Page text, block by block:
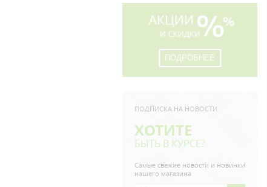
ПОДРОБНЕЕ
ПОДПИСКА НА НОВОСТИ
ХОТИТЕ
БЫТЬ В КУРСЕ?
Самые свежие новости и новинки
нашего магазина